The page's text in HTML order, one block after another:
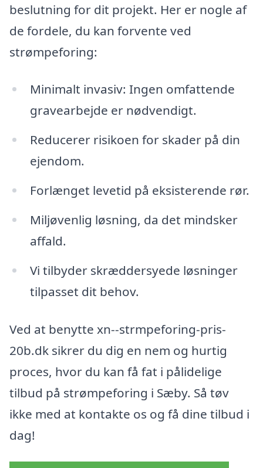
beslutning for dit projekt. Her er nogle af
de fordele, du kan forvente ved
strømpeforing:
Minimalt invasiv: Ingen omfattende
gravearbejde er nødvendigt.
Reducerer risikoen for skader på din
ejendom.
Forlænget levetid på eksisterende rør.
Miljøvenlig løsning, da det mindsker
affald.
Vi tilbyder skræddersyede løsninger
tilpasset dit behov.
Ved at benytte xn--strmpeforing-pris-
20b.dk sikrer du dig en nem og hurtig
proces, hvor du kan få fat i pålidelige
tilbud på strømpeforing i Sæby. Så tøv
ikke med at kontakte os og få dine tilbud i
dag!